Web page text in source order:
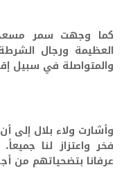
كما وجهت سمر مسعد،
العظيمة ورجال
والمتواصلة في سبيل
وأشارت ولاء بلال إلى
فخر واعتزاز لنا
عرفانا بتضحياتهم من